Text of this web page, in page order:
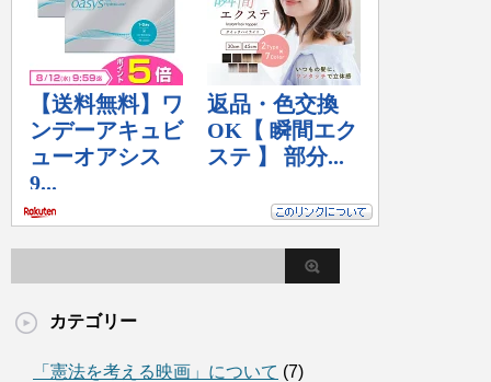
カテゴリー
「憲法を考える映画」について (7)